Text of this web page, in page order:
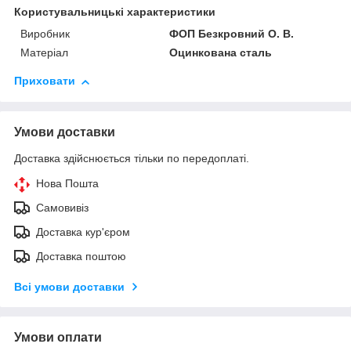
Користувальницькі характеристики
Виробник
ФОП Безкровний О. В.
Матеріал
Оцинкована сталь
Приховати
Умови доставки
Доставка здійснюється тільки по передоплаті.
Нова Пошта
Самовивіз
Доставка кур'єром
Доставка поштою
Всі умови доставки
Умови оплати